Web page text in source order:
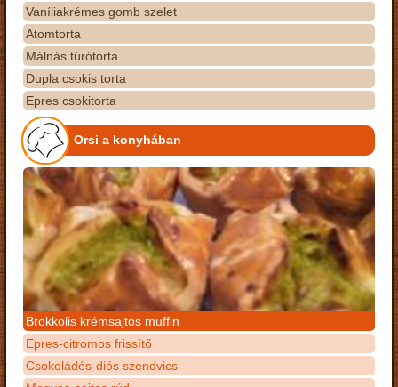
Vaníliakrémes gomb szelet
Atomtorta
Málnás túrótorta
Dupla csokis torta
Epres csokitorta
Orsi a konyhában
Brokkolis krémsajtos muffin
Epres-citromos frissítő
Csokoládés-diós szendvics